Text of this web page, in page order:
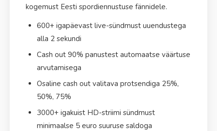
kogemust Eesti spordiennustuse fännidele.
600+ igapäevast live-sündmust uuendustega
alla 2 sekundi
Cash out 90% panustest automaatse väärtuse
arvutamisega
Osaline cash out valitava protsendiga 25%,
50%, 75%
3000+ igakuist HD-striimi sündmust
minimaalse 5 euro suuruse saldoga